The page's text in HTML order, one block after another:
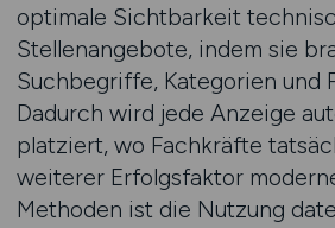
optimale Sichtbarkeit
Stellenangebote, indem sie
Suchbegriffe, Kategorien und
Dadurch wird jede Anzeige
platziert, wo Fachkräfte
weiterer Erfolgsfaktor
Methoden ist die Nutzung